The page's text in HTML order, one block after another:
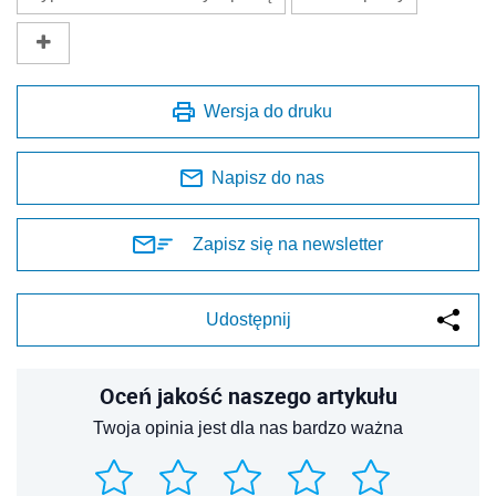
Wersja do druku
Napisz do nas
Zapisz się na newsletter
Udostępnij
Oceń jakość naszego artykułu
Twoja opinia jest dla nas bardzo ważna